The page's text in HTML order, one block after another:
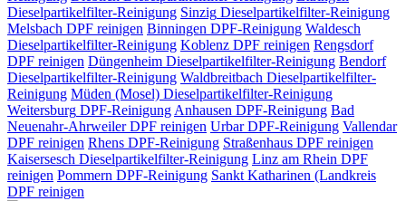
Dieselpartikelfilter-Reinigung Sinzig Dieselpartikelfilter-Reinigung
Melsbach DPF reinigen Binningen DPF-Reinigung Waldesch
Dieselpartikelfilter-Reinigung Koblenz DPF reinigen Rengsdorf
DPF reinigen Düngenheim Dieselpartikelfilter-Reinigung Bendorf
Dieselpartikelfilter-Reinigung Waldbreitbach Dieselpartikelfilter-
Reinigung Müden (Mosel) Dieselpartikelfilter-Reinigung
Weitersburg DPF-ReinigungAnhausen DPF-Reinigung Bad
Neuenahr-AhrweilerDPF reinigen UrbarDPF-Reinigung Vallendar
DPF reinigen Rhens DPF-Reinigung Straßenhaus DPF reinigen
Kaisersesch Dieselpartikelfilter-Reinigung Linz am Rhein DPF
reinigen Pommern DPF-Reinigung Sankt Katharinen (Landkreis
DPF reinigen